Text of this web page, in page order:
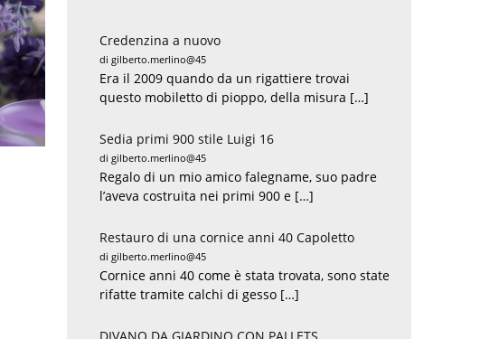
Credenzina a nuovo
di gilberto.merlino@45
Era il 2009 quando da un rigattiere trovai
questo mobiletto di pioppo, della misura […]
Sedia primi 900 stile Luigi 16
di gilberto.merlino@45
Regalo di un mio amico falegname, suo padre
l’aveva costruita nei primi 900 e […]
Restauro di una cornice anni 40 Capoletto
di gilberto.merlino@45
Cornice anni 40 come è stata trovata, sono state
rifatte tramite calchi di gesso […]